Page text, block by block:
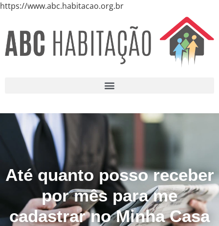
https://www.abc.habitacao.org.br
Até quanto posso receber
por mês para me
cadastrar no Minha Casa